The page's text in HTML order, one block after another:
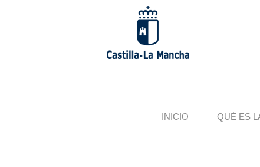
INICIO QUÉ ES